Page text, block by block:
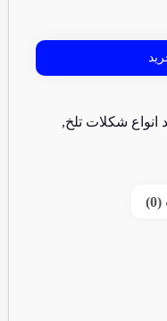
انواع شکلات تلخ,